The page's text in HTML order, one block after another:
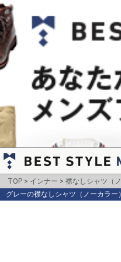
TOP インナー 襟なしシャツ（
グレーの襟なしシャツ（ノーカラ